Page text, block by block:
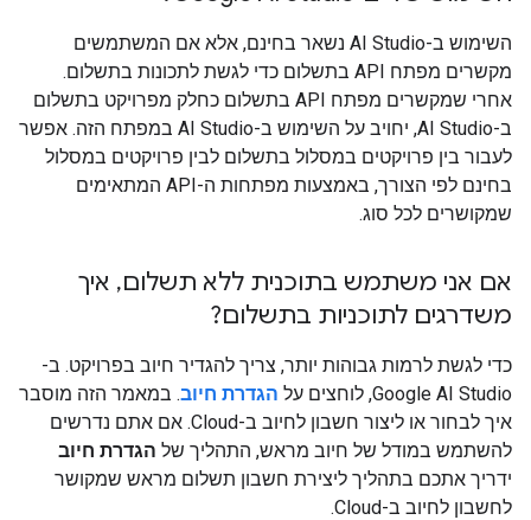
השימוש ב-AI Studio נשאר בחינם, אלא אם המשתמשים
מקשרים מפתח API בתשלום כדי לגשת לתכונות בתשלום.
אחרי שמקשרים מפתח API בתשלום כחלק מפרויקט בתשלום
ב-AI Studio, יחויב על השימוש ב-AI Studio במפתח הזה. אפשר
לעבור בין פרויקטים במסלול בתשלום לבין פרויקטים במסלול
בחינם לפי הצורך, באמצעות מפתחות ה-API המתאימים
שמקושרים לכל סוג.
אם אני משתמש בתוכנית ללא תשלום, איך
משדרגים לתוכניות בתשלום?
כדי לגשת לרמות גבוהות יותר, צריך להגדיר חיוב בפרויקט. ב-
Google AI Studio, לוחצים על
הגדרת חיוב. במאמר הזה מוסבר
איך לבחור או ליצור חשבון לחיוב ב-Cloud. אם אתם נדרשים
להשתמש במודל של חיוב מראש, התהליך של הגדרת חיוב
ידריך אתכם בתהליך ליצירת חשבון תשלום מראש שמקושר
לחשבון לחיוב ב-Cloud.